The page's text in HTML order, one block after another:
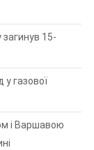
загинув 15-
газової
і Варшавою